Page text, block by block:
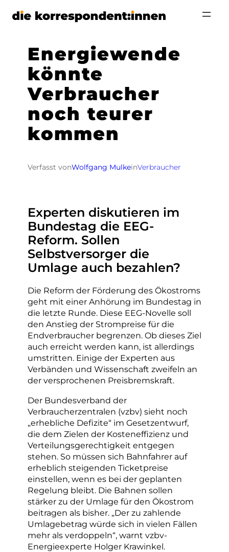
Zum
Energiewende
könnte
Verbraucher
noch teurer
kommen
Verfasst vonWolfgang MulkeinVerbraucher
Experten diskutieren im
Bundestag die EEG-
Reform. Sollen
Selbstversorger die
Umlage auch bezahlen?
Die Reform der Förderung des Ökostroms
geht mit einer Anhörung im Bundestag in
die letzte Runde. Diese EEG-Novelle soll
den Anstieg der Strompreise für die
Endverbraucher begrenzen. Ob dieses Ziel
auch erreicht werden kann, ist allerdings
umstritten. Einige der Experten aus
Verbänden und Wissenschaft zweifeln an
der versprochenen Preisbremskraft.
Der Bundesverband der
Verbraucherzentralen (vzbv) sieht noch
„erhebliche Defizite“ im Gesetzentwurf,
die dem Zielen der Kosteneffizienz und
Verteilungsgerechtigkeit entgegen
stehen. So müssen sich Bahnfahrer auf
erheblich steigenden Ticketpreise
einstellen, wenn es bei der geplanten
Regelung bleibt. Die Bahnen sollen
stärker zu der Umlage für den Ökostrom
beitragen als bisher. „Der zu zahlende
Umlagebetrag würde sich in vielen Fällen
mehr als verdoppeln“, warnt vzbv-
Energieexperte Holger Krawinkel.